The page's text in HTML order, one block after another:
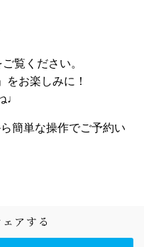
覧ください。
をお楽しみに！
♩
簡単な操作でご予約い
アする